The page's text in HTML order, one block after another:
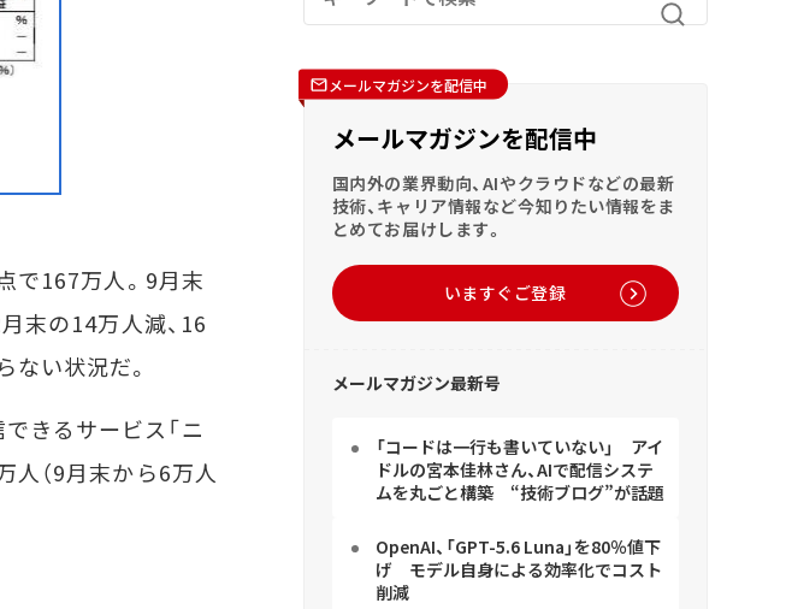
で167万人。9月末
末の14万人減、16
い状況だ。
きるサービス「ニ
人（9月末から6万人
メールマガジンを配信中
メールマガジンを配信中
国内外の業界動向、AIやクラウドなどの最新
技術、キャリア情報など今知りたい情報をま
とめてお届けします。
いますぐご登録
メールマガジン最新号
「コードは一行も書いていない」 アイ
ドルの宮本佳林さん、AIで配信システ
ムを丸ごと構築 “技術ブログ”が話題
OpenAI、「GPT-5.6 Luna」を80％値下
げ モデル自身による効率化でコスト
削減